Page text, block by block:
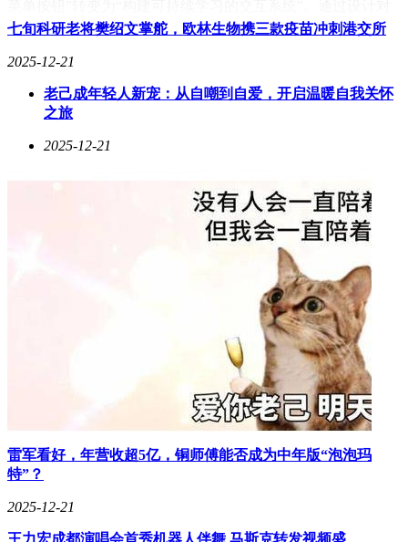
话路径与数据闭环，让AI逐步理解用户意图，同时收集高质
从原型设计与文档撰写，转向交互系统设计与数据闭环构建。
运维领域同样经历着角色演变。一位SRE工程师提到，在服务
AI组件的环境下，传统的人力监控模式已难以满足需求。团
服务异常。他的工作重心随之转向监控指标定义、预警模型调
为“设计系统韧性”，这一转变体现了AI对运维工作的深远影
学习AI的过程，也在潜移默化中重塑着从业者的工作方法。
精准定义问题的能力成为关键——无论是与AI协作还是推进
相关项目，模糊的需求都会导致不确定的结果。例如，将“优
化页面加载速度”拆解为“将首屏渲染时间从2.5秒降低至1.2秒
以内，其中图片资源加载耗时减少40%，JS执行时间优化
30%”，这种清晰的表述方式显著提升了目标可控性与协作效
流程解构与重组视角同样重要。AI擅长执行步骤清晰的任
务，因此将复杂目标拆分为合理流程成为核心能力。某内容审
核系统的改进案例颇具启示：传统人工逐条审核模式被重构
为“AI初筛-关键类型人工复核-AI自动归档-定期模型更新”的流
水线，效率提升显著。这种模块化思维对项目管理与系统设计
七旬科研老将樊绍文掌舵，欧林生物携三款疫苗冲刺港交所
2025-12-21
老己成年轻人新宠：从自嘲到自爱，开启温暖自我关怀
之旅
2025-12-21
雷军看好，年营收超5亿，铜师傅能否成为中年版“泡泡玛
特”？
2025-12-21
王力宏成都演唱会首秀机器人伴舞 马斯克转发视频盛